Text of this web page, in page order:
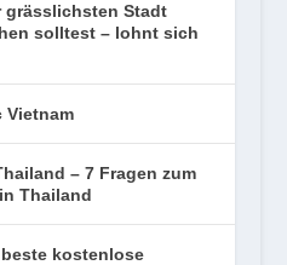
grässlichsten Stadt
solltest – lohnt sich
Vietnam
– 7 Fragen zum
Thailand
kostenlose